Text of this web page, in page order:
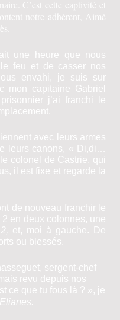
C’est cette captivité et
notre adhérent, Aimé
une heure que nous
feu et de casser nos
envahi, je suis sur
mon capitaine Gabriel
j’ai franchi le
avec leurs armes
leurs canons, « Di,di…
colonel de Castrie, qui
il est fixe et regarde la
de nouveau franchir le
en deux colonnes, une
2, et, moi à gauche. De
ou blessés.
sergent-chef
revu depuis nos
ce que tu fous là ? », je
Elianes.